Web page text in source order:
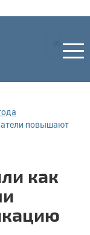
повышают
как